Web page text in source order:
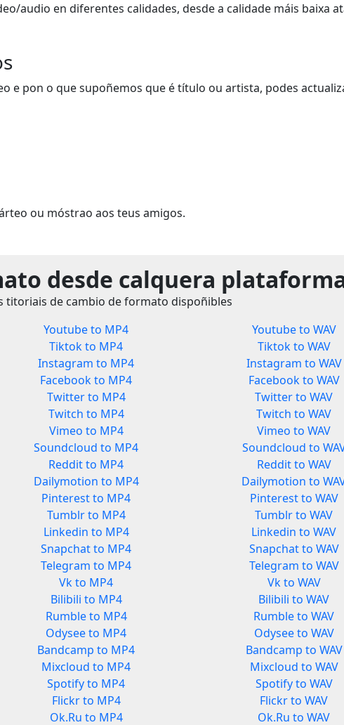
audio en diferentes calidades, desde a calidade máis baixa
e pon o que supoñemos que é título ou artista, podes
ou móstrao aos teus amigos.
desde calquera
titoriais de cambio de formato dispoñibles
Youtube to MP4
Tiktok to MP4
Instagram to MP4
Facebook to MP4
Twitter to MP4
Twitch to MP4
Vimeo to MP4
Soundcloud to MP4
Reddit to MP4
Dailymotion to MP4
Pinterest to MP4
Tumblr to MP4
Linkedin to MP4
Snapchat to MP4
Telegram to MP4
Vk to MP4
Bilibili to MP4
Rumble to MP4
Odysee to MP4
Bandcamp to MP4
Mixcloud to MP4
Spotify to MP4
Flickr to MP4
Ok.Ru to MP4
Youtube to WAV
Tiktok to WAV
Instagram to WAV
Facebook to WAV
Twitter to WAV
Twitch to WAV
Vimeo to WAV
Soundcloud to
Reddit to WAV
Dailymotion to
Pinterest to WAV
Tumblr to WAV
Linkedin to WAV
Snapchat to WAV
Telegram to WAV
Vk to WAV
Bilibili to WAV
Rumble to WAV
Odysee to WAV
Bandcamp to WAV
Mixcloud to WAV
Spotify to WAV
Flickr to WAV
Ok.Ru to WAV